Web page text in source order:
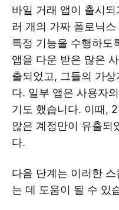
바일 거래 앱이 출시
러 개의 가짜 폴로닉
특정 기능을 수행하도
앱을 다운 받은 많은
출되었고, 그들의 가
다. 일부 앱은 사용자
기도 했습니다. 이때,
않은 계정만이 유출되
다.
다음 단계는 이러한
는 데 도움이 될 수 있